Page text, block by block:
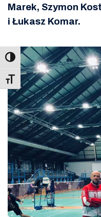
Toggle Font size
Marek, Szymon
i Łukasz Komar.